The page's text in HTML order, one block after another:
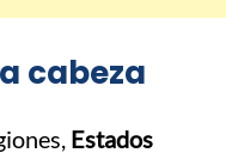
cabeza
Estados